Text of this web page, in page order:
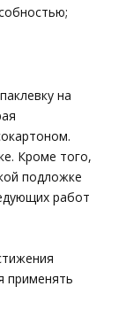
на
Кроме того,
подложке
работ
применять